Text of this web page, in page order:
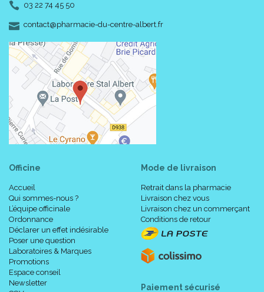
03 22 74 45 50
contact-
@-
pharmacie-du-centre-albert.fr
Officine
Accueil
Qui sommes-nous ?
L’équipe officinale
Ordonnance
Déclarer un effet indésirable
Poser une question
Laboratoires & Marques
Promotions
Espace conseil
Newsletter
Mode de livraison
Retrait dans la pharmacie
Livraison chez vous
Livraison chez un commerçant
Conditions de retour
Paiement sécurisé